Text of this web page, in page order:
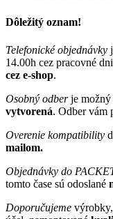
Dôležitý oznam!
Telefonické objednávky
14.00h cez pracovné
cez e-shop.
Osobný odberje
vytvorená. Odber vám
Overenie kompatibility
mailom.
Objednávky do
tomto čase sú odoslané
Doporučujeme